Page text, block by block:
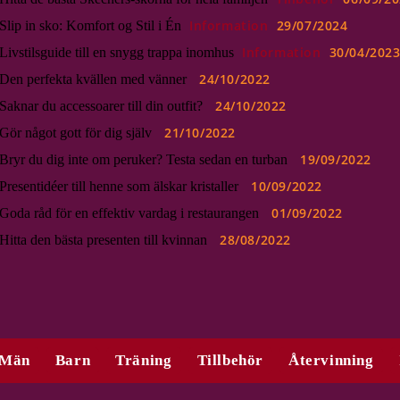
Slip in sko: Komfort og Stil i Én Information 29/07/2024
Livstilsguide till en snygg trappa inomhus Information 30/04/2023
Den perfekta kvällen med vänner 24/10/2022
Saknar du accessoarer till din outfit? 24/10/2022
Gör något gott för dig själv 21/10/2022
Bryr du dig inte om peruker? Testa sedan en turban 19/09/2022
Presentidéer till henne som älskar kristaller 10/09/2022
Goda råd för en effektiv vardag i restaurangen 01/09/2022
Hitta den bästa presenten till kvinnan 28/08/2022
Barn Träning Tillbehör Återvinning